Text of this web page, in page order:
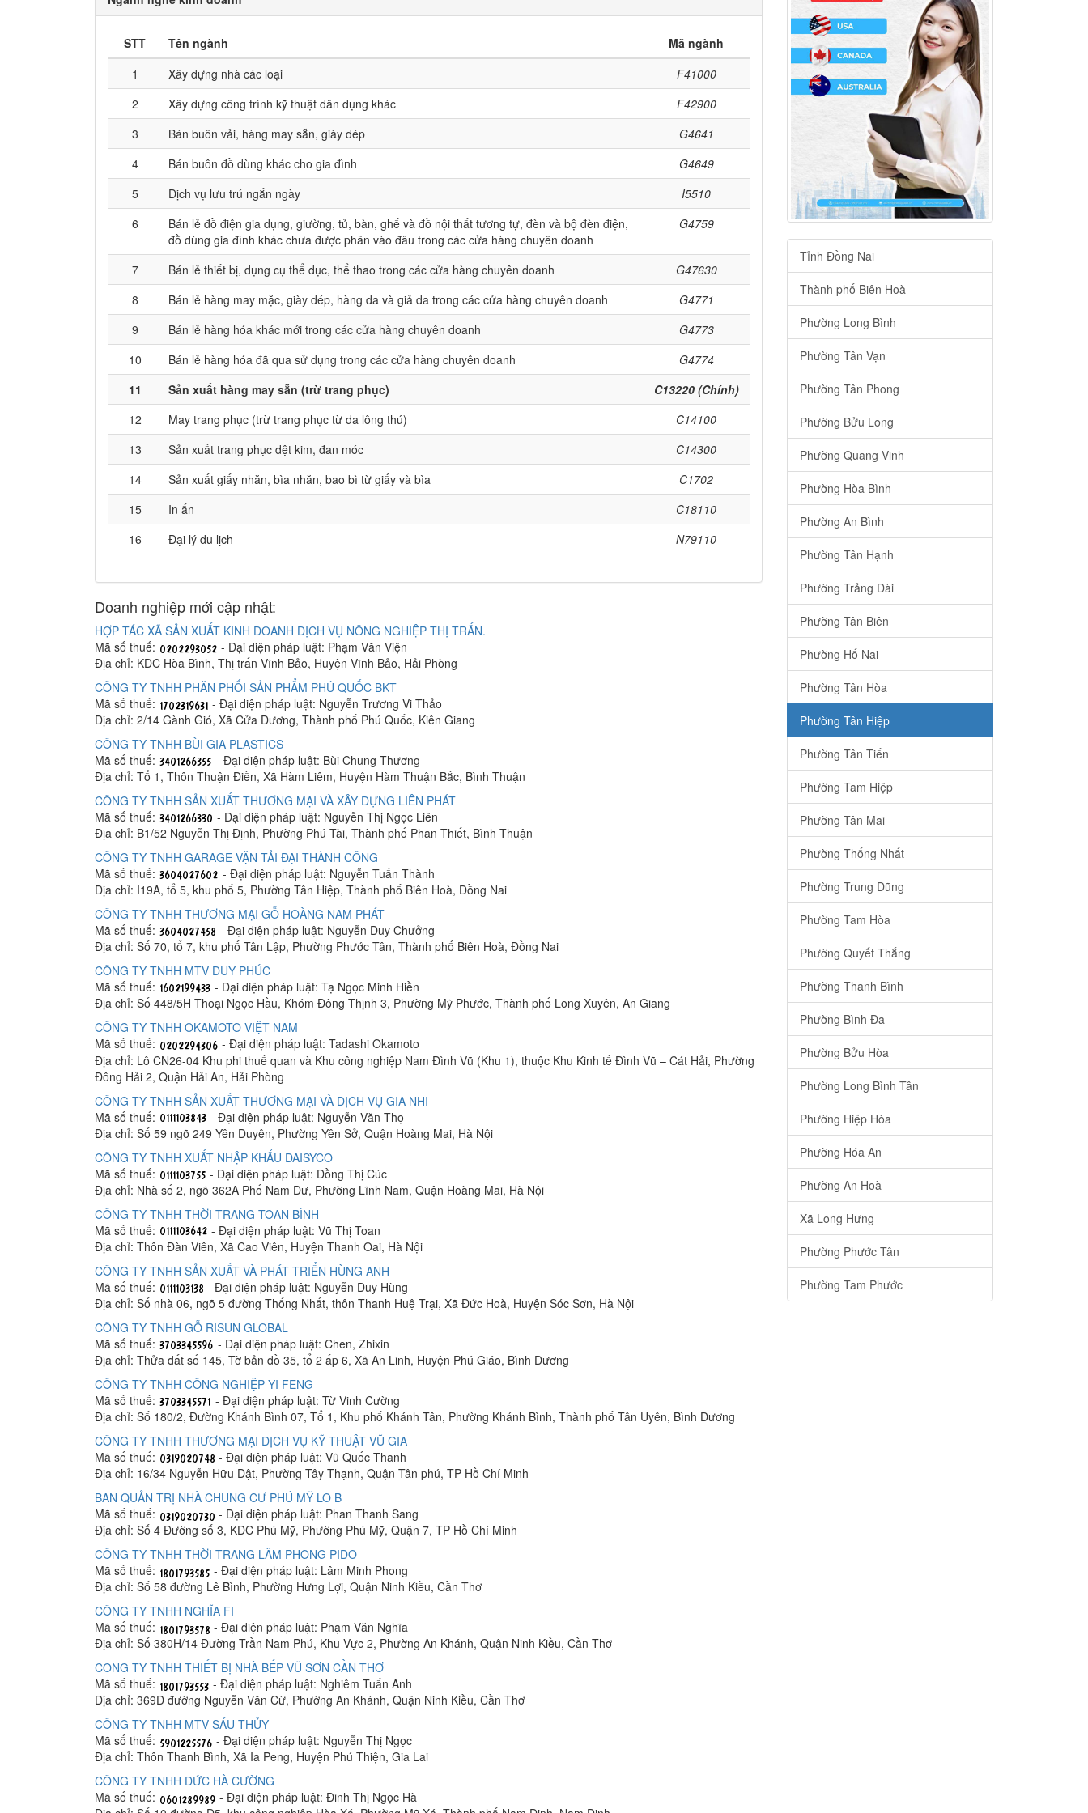
STT Tên ngành
Mã ngành
1
Xây dựng nhà các loại
F41000
2
Xây dựng công trình kỹ thuật dân dụng khác
F42900
3
Bán buôn vải, hàng may sẵn, giày dép
G4641
4
Bán buôn đồ dùng khác cho gia đình
G4649
5
Dịch vụ lưu trú ngắn ngày
I5510
6
Bán lẻ đồ điện gia dụng, giường, tủ, bàn, ghế và đồ nội thất tương tự, đèn và bộ đèn điện,
đồ dùng gia đình khác chưa được phân vào đâu trong các cửa hàng chuyên doanh
G4759
7 Bán lẻ thiết bị, dụng cụ thể dục, thể thao trong các cửa hàng chuyên doanh
G47630
8
Bán lẻ hàng may mặc, giày dép, hàng da và giả da trong các cửa hàng chuyên doanh
G4771
9
Bán lẻ hàng hóa khác mới trong các cửa hàng chuyên doanh
G4773
10
Bán lẻ hàng hóa đã qua sử dụng trong các cửa hàng chuyên doanh
G4774
11
Sản xuất hàng may sẵn (trừ trang phục)
C13220 (Chính)
12
May trang phục (trừ trang phục từ da lông thú)
C14100
13
Sản xuất trang phục dệt kim, đan móc
C14300
14
Sản xuất giấy nhăn, bìa nhăn, bao bì từ giấy và bìa
C1702
15
In ấn
C18110
16
Đại lý du lịch N79110
Doanh nghiệp mới cập nhật:
HỢP TÁC XÃ SẢN XUẤT KINH DOANH DỊCH VỤ NÔNG NGHIỆP THỊ TRẤN.
Mã số thuế:
- Đại diện pháp luật: Phạm Văn Viện
Địa chỉ: KDC Hòa Bình, Thị trấn Vĩnh Bảo, Huyện Vĩnh Bảo, Hải Phòng
CÔNG TY TNHH PHÂN PHỐI SẢN PHẨM PHÚ QUỐC BKT
Mã số thuế:
- Đại diện pháp luật: Nguyễn Trương Vi Thảo
Địa chỉ: 2/14 Gành Gió, Xã Cửa Dương, Thành phố Phú Quốc, Kiên Giang
CÔNG TY TNHH BÙI GIA PLASTICS
Mã số thuế:
- Đại diện pháp luật: Bùi Chung Thương
Địa chỉ: Tổ 1, Thôn Thuận Điền, Xã Hàm Liêm, Huyện Hàm Thuận Bắc, Bình Thuận
CÔNG TY TNHH SẢN XUẤT THƯƠNG MẠI VÀ XÂY DỰNG LIÊN PHÁT
Mã số thuế:
- Đại diện pháp luật: Nguyễn Thị Ngọc Liên
Địa chỉ: B1/52 Nguyễn Thị Định, Phường Phú Tài, Thành phố Phan Thiết, Bình Thuận
CÔNG TY TNHH GARAGE VẬN TẢI ĐẠI THÀNH CÔNG
Mã số thuế:
- Đại diện pháp luật: Nguyễn Tuấn Thành
Địa chỉ: I19A, tổ 5, khu phố 5, Phường Tân Hiệp, Thành phố Biên Hoà, Đồng Nai
CÔNG TY TNHH THƯƠNG MẠI GỖ HOÀNG NAM PHÁT
Mã số thuế:
- Đại diện pháp luật: Nguyễn Duy Chưởng
Địa chỉ: Số 70, tổ 7, khu phố Tân Lập, Phường Phước Tân, Thành phố Biên Hoà, Đồng Nai
CÔNG TY TNHH MTV DUY PHÚC
Mã số thuế:
- Đại diện pháp luật: Tạ Ngọc Minh Hiền
Địa chỉ: Số 448/5H Thoại Ngọc Hầu, Khóm Đông Thịnh 3, Phường Mỹ Phước, Thành phố Long Xuyên, An Giang
CÔNG TY TNHH OKAMOTO VIỆT NAM
Mã số thuế:
- Đại diện pháp luật: Tadashi Okamoto
Địa chỉ: Lô CN26-04 Khu phi thuế quan và Khu công nghiệp Nam Đình Vũ (Khu 1), thuộc Khu Kinh tế Đình Vũ – Cát Hải, Phường
Đông Hải 2, Quận Hải An, Hải Phòng
CÔNG TY TNHH SẢN XUẤT THƯƠNG MẠI VÀ DỊCH VỤ GIA NHI
Mã số thuế:
- Đại diện pháp luật: Nguyễn Văn Thọ
Địa chỉ: Số 59 ngõ 249 Yên Duyên, Phường Yên Sở, Quận Hoàng Mai, Hà Nội
CÔNG TY TNHH XUẤT NHẬP KHẨU DAISYCO
Mã số thuế:
- Đại diện pháp luật: Đồng Thị Cúc
Địa chỉ: Nhà số 2, ngõ 362A Phố Nam Dư, Phường Lĩnh Nam, Quận Hoàng Mai, Hà Nội
CÔNG TY TNHH THỜI TRANG TOAN BÌNH
Mã số thuế:
- Đại diện pháp luật: Vũ Thị Toan
Địa chỉ: Thôn Đàn Viên, Xã Cao Viên, Huyện Thanh Oai, Hà Nội
CÔNG TY TNHH SẢN XUẤT VÀ PHÁT TRIỂN HÙNG ANH
Mã số thuế:
- Đại diện pháp luật: Nguyễn Duy Hùng
Địa chỉ: Số nhà 06, ngõ 5 đường Thống Nhất, thôn Thanh Huệ Trại, Xã Đức Hoà, Huyện Sóc Sơn, Hà Nội
CÔNG TY TNHH GỖ RISUN GLOBAL
Mã số thuế:
- Đại diện pháp luật: Chen, Zhixin
Địa chỉ: Thửa đất số 145, Tờ bản đồ 35, tổ 2 ấp 6, Xã An Linh, Huyện Phú Giáo, Bình Dương
CÔNG TY TNHH CÔNG NGHIỆP YI FENG
Mã số thuế:
- Đại diện pháp luật: Từ Vinh Cường
Địa chỉ: Số 180/2, Đường Khánh Bình 07, Tổ 1, Khu phố Khánh Tân, Phường Khánh Bình, Thành phố Tân Uyên, Bình Dương
CÔNG TY TNHH THƯƠNG MẠI DỊCH VỤ KỸ THUẬT VŨ GIA
Mã số thuế:
- Đại diện pháp luật: Vũ Quốc Thanh
Địa chỉ: 16/34 Nguyễn Hữu Dật, Phường Tây Thạnh, Quận Tân phú, TP Hồ Chí Minh
BAN QUẢN TRỊ NHÀ CHUNG CƯ PHÚ MỸ LÔ B
Mã số thuế:
- Đại diện pháp luật: Phan Thanh Sang
Địa chỉ: Số 4 Đường số 3, KDC Phú Mỹ, Phường Phú Mỹ, Quận 7, TP Hồ Chí Minh
CÔNG TY TNHH THỜI TRANG LÂM PHONG PIDO
Mã số thuế:
- Đại diện pháp luật: Lâm Minh Phong
Địa chỉ: Số 58 đường Lê Bình, Phường Hưng Lợi, Quận Ninh Kiều, Cần Thơ
CÔNG TY TNHH NGHĨA FI
Mã số thuế:
- Đại diện pháp luật: Phạm Văn Nghĩa
Địa chỉ: Số 380H/14 Đường Trần Nam Phú, Khu Vực 2, Phường An Khánh, Quận Ninh Kiều, Cần Thơ
CÔNG TY TNHH THIẾT BỊ NHÀ BẾP VŨ SƠN CẦN THƠ
Mã số thuế:
- Đại diện pháp luật: Nghiêm Tuấn Anh
Địa chỉ: 369D đường Nguyễn Văn Cừ, Phường An Khánh, Quận Ninh Kiều, Cần Thơ
CÔNG TY TNHH MTV SÁU THỦY
Mã số thuế:
- Đại diện pháp luật: Nguyễn Thị Ngọc
Địa chỉ: Thôn Thanh Bình, Xã Ia Peng, Huyện Phú Thiện, Gia Lai
CÔNG TY TNHH ĐỨC HÀ CƯỜNG
Mã số thuế:
- Đại diện pháp luật: Đinh Thị Ngọc Hà
Tỉnh Đồng Nai
Thành phố Biên Hoà
Phường Long Bình
Phường Tân Vạn
Phường Tân Phong
Phường Bửu Long
Phường Quang Vinh
Phường Hòa Bình
Phường An Bình
Phường Tân Hạnh
Phường Trảng Dài
Phường Tân Biên
Phường Hố Nai
Phường Tân Hòa
Phường Tân Hiệp
Phường Tân Tiến
Phường Tam Hiệp
Phường Tân Mai
Phường Thống Nhất
Phường Trung Dũng
Phường Tam Hòa
Phường Quyết Thắng
Phường Thanh Bình
Phường Bình Đa
Phường Bửu Hòa
Phường Long Bình Tân
Phường Hiệp Hòa
Phường Hóa An
Phường An Hoà
Xã Long Hưng
Phường Phước Tân
Phường Tam Phước